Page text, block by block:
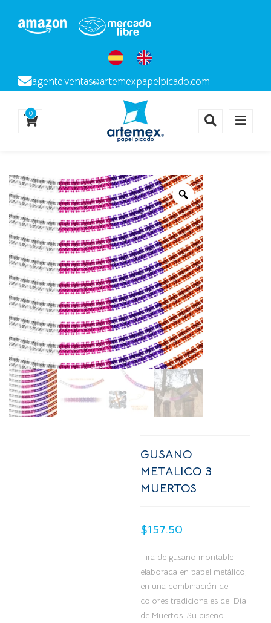
agente.ventas@artemexpapelpicado.com
0
GUSANO
METALICO 3
MUERTOS
$157.50
Tira de gusano montable
elaborada en papel metálico,
en una combinación de
colores tradicionales del Día
de Muertos. Su diseño